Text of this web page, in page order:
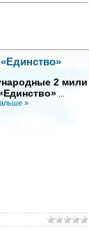
2 мили
»